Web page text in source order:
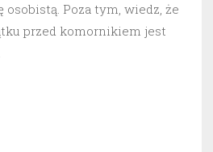
osobistą. Poza tym, wiedz, że
przed komornikiem jest